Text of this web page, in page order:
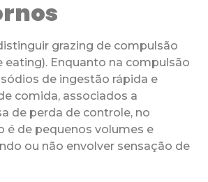
grazing de compulsão
eating). Enquanto na compulsão
de ingestão rápida e
comida, associados a
de perda de controle, no
é de pequenos volumes e
ou não envolver sensação de